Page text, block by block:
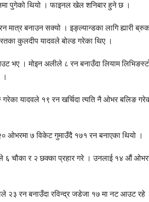
पुगेको थियो । फाइनल खेल शनिबार हुने छ ।
बनाउन सक्यो । इङ्ल्यान्डका लागि ह्यारी
कुलदीप यादवले बोल्ड गरेका थिए ।
भए । मोइन अलीले ८ रन बनाउँदा लियाम
।
यादवले १९ रन खर्चिदा त्यति नै ओभर बलिङ
ओभरमा ७ विकेट गुमाउँदै १७१ रन बनाएका थियो ।
६ चौका र २ छक्का प्रहार गरे । उनलाई १४ औं
२३ रन बनाउँदा रविन्द्र जडेजा १७ मा नट आउट रहे